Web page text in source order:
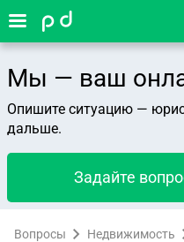
Мы — ваш
Опишите ситуацию —
дальше.
Задайте
Вопросы Недвижимость